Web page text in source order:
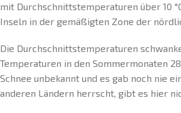
mit Durchschnittstemperaturen über 10
Inseln in der gemäßigten Zone der
Die Durchschnittstemperaturen
Temperaturen in den Sommermonaten
Schnee unbekannt und es gab noch nie
anderen Ländern herrscht, gibt es hier